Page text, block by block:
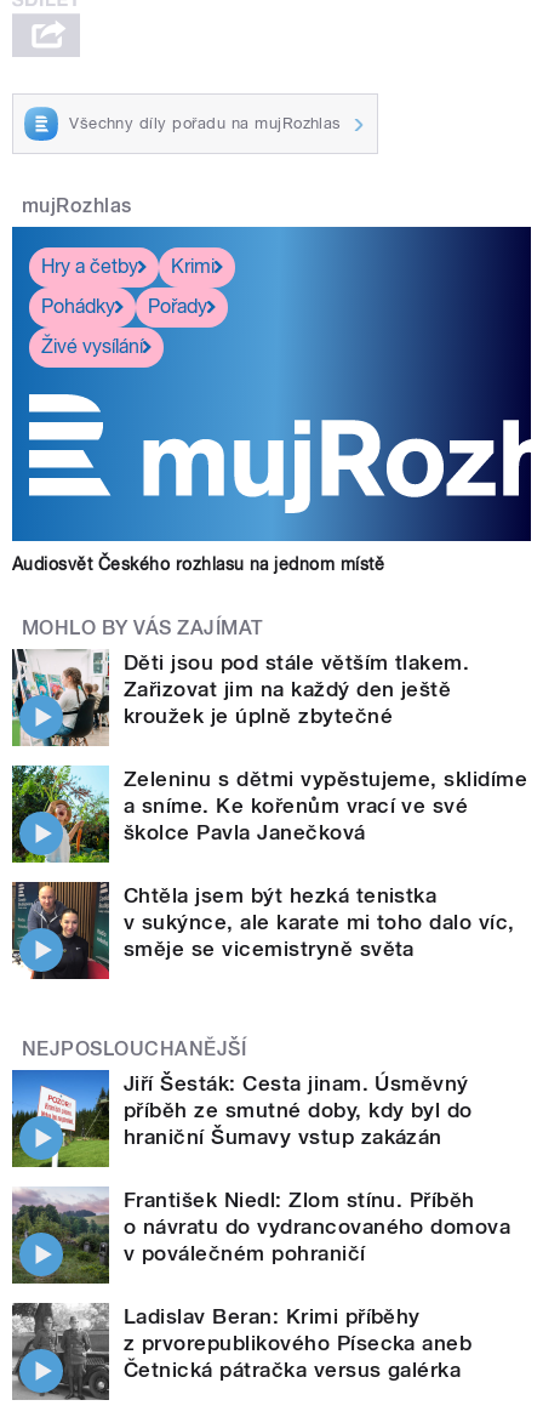
Všechny díly pořadu na mujRozhlas
mujRozhlas
Hry a četby
Krimi
Pohádky
Pořady
Živé vysílání
Audiosvět Českého rozhlasu na jednom místě
MOHLO BY VÁS ZAJÍMAT
Děti jsou pod stále větším tlakem.
Zařizovat jim na každý den ještě
kroužek je úplně zbytečné
Zeleninu s dětmi vypěstujeme, sklidíme
a sníme. Ke kořenům vrací ve své
školce Pavla Janečková
Chtěla jsem být hezká tenistka
v sukýnce, ale karate mi toho dalo víc,
směje se vicemistryně světa
NEJPOSLOUCHANĚJŠÍ
Jiří Šesták: Cesta jinam. Úsměvný
příběh ze smutné doby, kdy byl do
hraniční Šumavy vstup zakázán
František Niedl: Zlom stínu. Příběh
o návratu do vydrancovaného domova
v poválečném pohraničí
Ladislav Beran: Krimi příběhy
z prvorepublikového Písecka aneb
Četnická pátračka versus galérka